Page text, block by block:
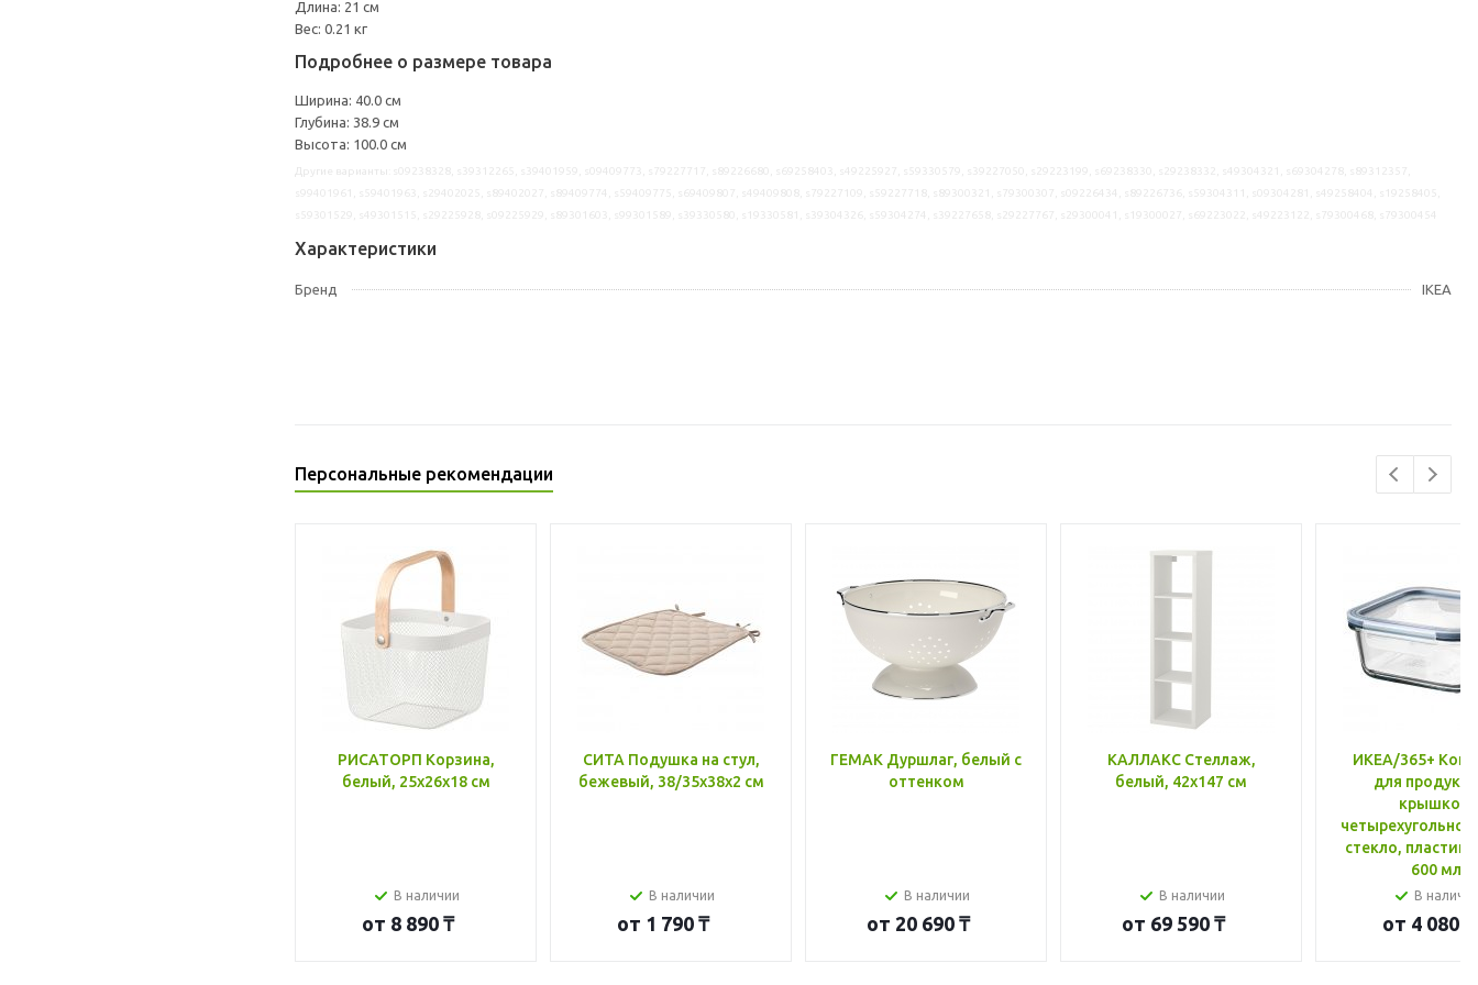
Длина: 21 см
Вес: 0.21 кг
Подробнее о размере товара
Ширина: 40.0 см
Глубина: 38.9 см
Высота: 100.0 см
Характеристики
Бренд IKEA
Персональные рекомендации
РИСАТОРП Корзина,
белый, 25x26x18 см
В наличии
от 8 890 ₸
СИТА Подушка на стул,
бежевый, 38/35x38x2 см
В наличии
от 1 790 ₸
ГЕМАК Дуршлаг, белый с
оттенком
В наличии
от 20 690 ₸
КАЛЛАКС Стеллаж,
белый, 42x147 см
В наличии
от 69 590 ₸
ИКЕА/365+
для
крышкой,
стекло, пластик
600 мл
В
от 4 080 ₸